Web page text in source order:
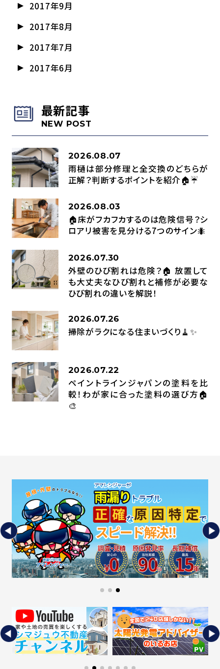
2017年9月
2017年8月
2017年7月
2017年6月
最新記事
NEW POST
2026.08.07
雨樋は部分修理と全交換のどちらが
正解？判断するポイントを紹介🏠☔
2026.08.03
🏠床がフカフカするのは危険信号？シ
ロアリ被害を見分ける7つのサイン🐜
2026.07.30
外壁のひび割れは危険？🏠 放置して
も大丈夫なひび割れと補修が必要な
ひび割れの違いを解説！
2026.07.26
掃除がラクになる住まいづくり🧹✨
2026.07.22
ペイントラインジャパンの塗料を比
較！わが家に合った塗料の選び方🏠
🎨